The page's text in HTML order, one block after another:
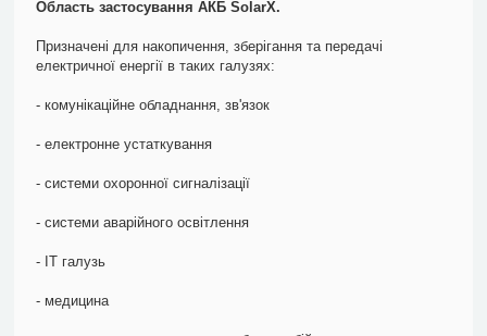
Область застосування АКБ SolarX.
Призначені для накопичення, зберігання та передачі
електричної енергії в таких галузях:
- комунікаційне обладнання, зв'язок
- електронне устаткування
- системи охоронної сигналізації
- системи аварійного освітлення
- ІТ галузь
- медицина